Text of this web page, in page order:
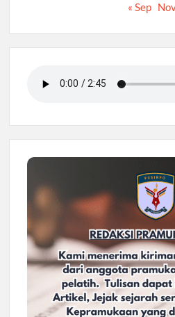
« Sep